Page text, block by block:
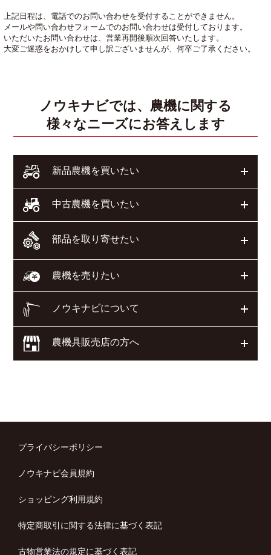
上記日程は、電話でのお問い合わせを受付することができません。
メールや問い合わせフォームでのお問い合わせは受付しております。
いただいたお問い合わせは、営業再開後順次回答いたします。
大変ご迷惑をおかけして申し訳ございませんが、何卒ご了承ください。
ノウキナビでは、農機に関する
様々なニーズにお答えします
新品農機を買いたい
中古農機を買いたい
部品を取り寄せたい
農機を売りたい
ノウキナビについて
農機具販売店の方へ
プライバシーポリシー
ノウキナビ会員規約
ショッピング利用規約
特定商取引に関する法律に基づく表記
古物営業法の規定に基づく表記